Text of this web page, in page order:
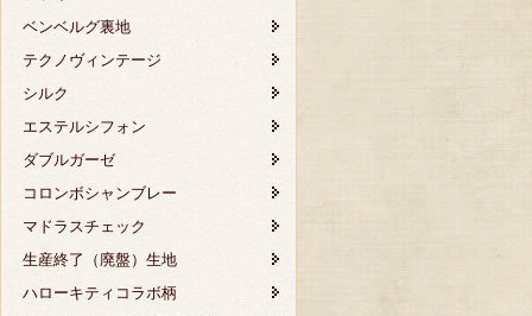
ベンベルグ裏地
テクノヴィンテージ
シルク
エステルシフォン
ダブルガーゼ
コロンボシャンブレー
マドラスチェック
生産終了（廃盤）生地
ハローキティコラボ柄